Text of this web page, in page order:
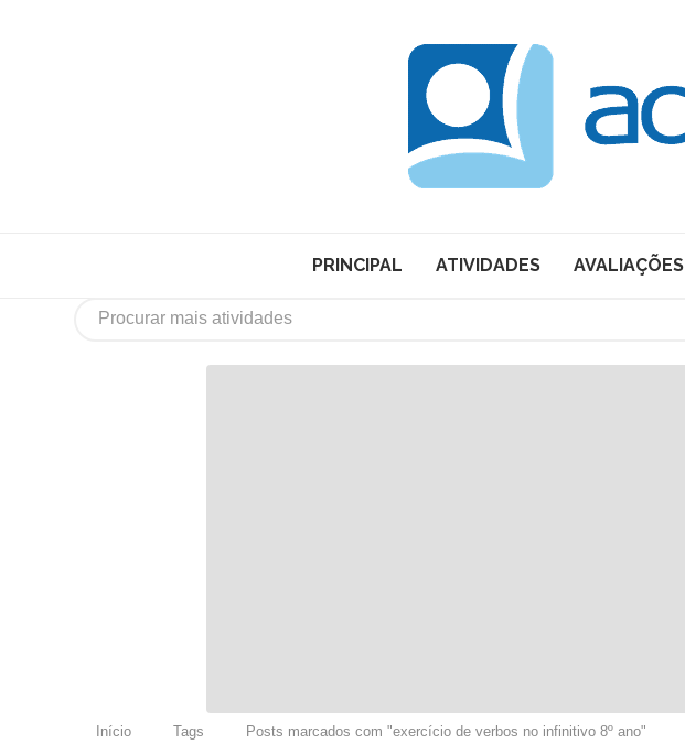
PRINCIPAL ATIVIDADES AVALIAÇÕES
Início Tags Posts marcados com "exercício de verbos no infinitivo 8º ano"